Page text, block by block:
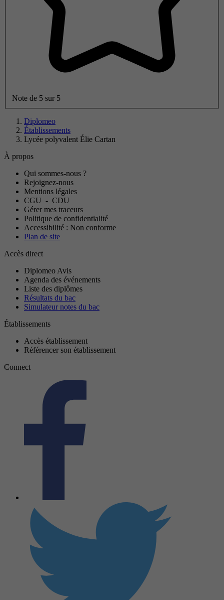
Note de 5 sur 5
Diplomeo
Établissements
Lycée polyvalent Élie Cartan
À propos
Qui sommes-nous ?
Rejoignez-nous
Mentions légales
CGU - CDU
Gérer mes traceurs
Politique de confidentialité
Accessibilité : Non conforme
Plan de site
Accès direct
Diplomeo Avis
Agenda des événements
Liste des diplômes
Résultats du bac
Simulateur notes du bac
Établissements
Accès établissement
Référencer son établissement
Connect